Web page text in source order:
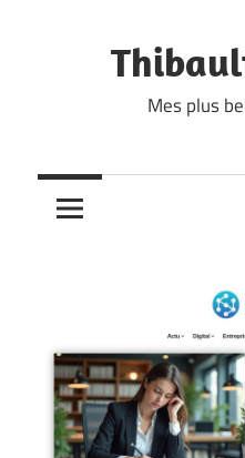
Mes plus